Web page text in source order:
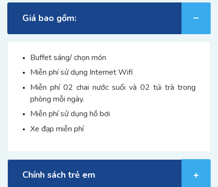
Giá bao gồm:
Buffet sáng/ chọn món
Miễn phí sử dụng Internet Wifi
Miễn phí 02 chai nước suối và 02 túi trà trong
phòng mỗi ngày.
Miễn phí sử dụng hồ bơi
Xe đạp miễn phí
Chính sách trẻ em